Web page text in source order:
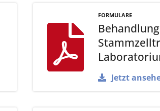
FORMULARE
Jetzt